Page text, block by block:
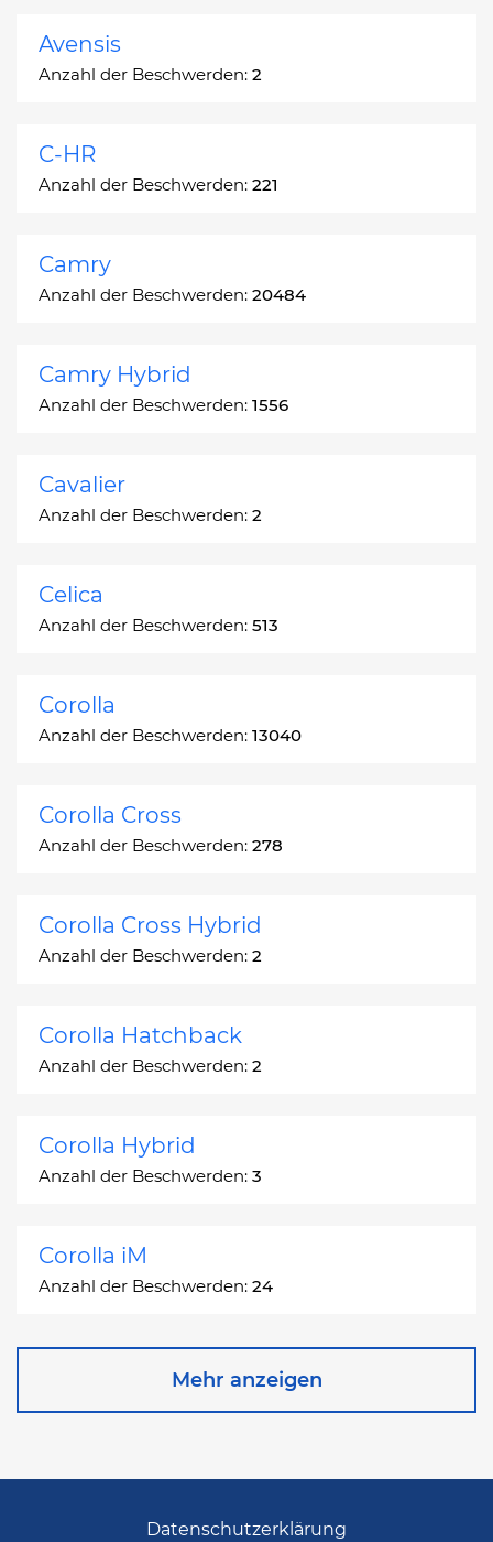
Avensis
Anzahl der Beschwerden: 2
C-HR
Anzahl der Beschwerden: 221
Camry
Anzahl der Beschwerden: 20484
Camry Hybrid
Anzahl der Beschwerden: 1556
Cavalier
Anzahl der Beschwerden: 2
Celica
Anzahl der Beschwerden: 513
Corolla
Anzahl der Beschwerden: 13040
Corolla Cross
Anzahl der Beschwerden: 278
Corolla Cross Hybrid
Anzahl der Beschwerden: 2
Corolla Hatchback
Anzahl der Beschwerden: 2
Corolla Hybrid
Anzahl der Beschwerden: 3
Corolla iM
Anzahl der Beschwerden: 24
Corona Station Wagon
Mehr anzeigen
Datenschutzerklärung